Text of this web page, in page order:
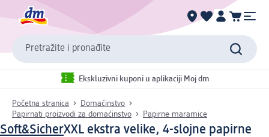
Pretražite i pronađite
Ekskluzivni kuponi u aplikaciji Moj dm
Početna stranica
Domaćinstvo
Papirnati proizvodi za domaćinstvo
Papirne maramice
Soft&SicherXXL ekstra velike, 4-slojne papirne